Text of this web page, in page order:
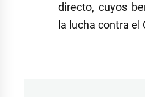
directo, cuyos
la lucha contra el